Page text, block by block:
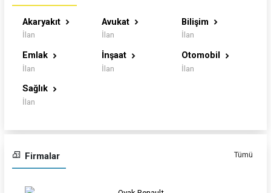
Akaryakıt
İlan
Avukat
İlan
Bilişim
İlan
Emlak
İlan
İnşaat
İlan
Otomobil
İlan
Sağlık
İlan
Firmalar Tümü